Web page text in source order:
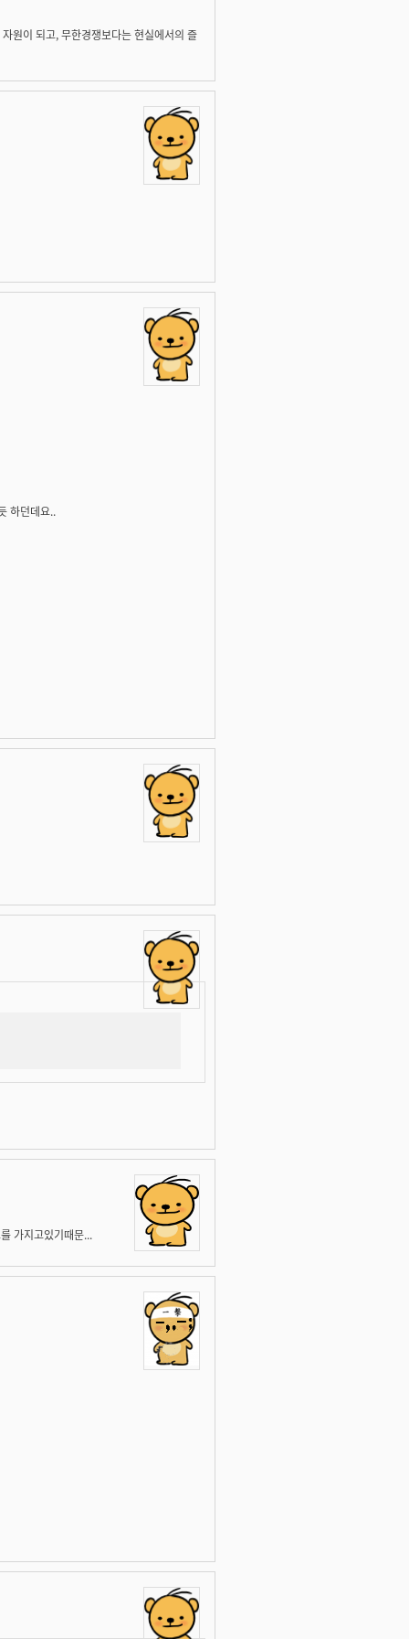
원이 되고, 무한경쟁보다는 현실에서의 즐
하던데요..
가지고있기때문...